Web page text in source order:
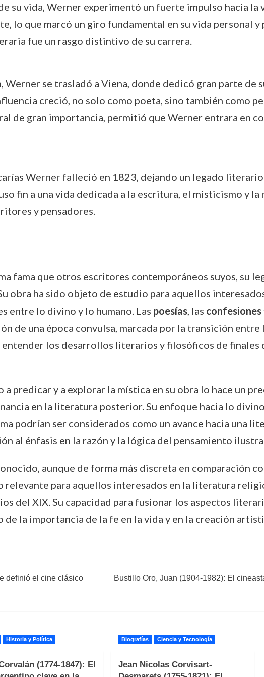
su vida, Werner experimentó un fuerte impulso hacia la
lo que marcó un giro fundamental en su vida personal
fue un rasgo distintivo de su carrera.
Werner se trasladó a Viena, donde dedicó gran parte de
creció, no solo como poeta, sino también como
de gran importancia, permitió que Werner entrara en
Werner falleció en 1823, dejando un legado
fin a una vida dedicada a la escritura, el misticismo y
y pensadores.
fama que otros escritores contemporáneos suyos, su
obra ha sido objeto de estudio para aquellos
entre lo divino y lo humano. Las poesías, las confesiones
de una época convulsa, marcada por la transición
entender los desarrollos literarios y filosóficos de
a predicar y a explorar la mística en su obra lo hace un
en la literatura posterior. Su enfoque hacia lo
podrían ser considerados como un avance hacia una
al énfasis en la razón y la lógica del pensamiento
aunque de forma más discreta en comparación
relevante para aquellos interesados en la literatura
del XIX. Su capacidad para fusionar los aspectos
la importancia de la fe en la vida y en la creación
definió el cine clásico
Bustillo Oro, Juan (1904-1982): El
Historia y Política
(1774-1847): El
Biografías Ciencia y Tecnología
Jean Nicolas Corvisart-